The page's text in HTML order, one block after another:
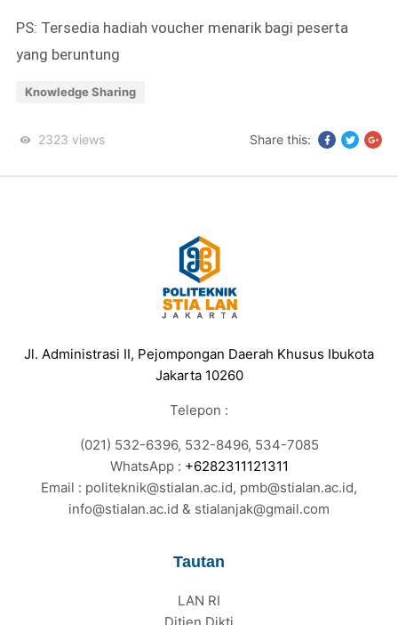
PS: Tersedia hadiah voucher menarik bagi peserta
yang beruntung
Knowledge Sharing
2323 views Share this:
Jl. Administrasi II, Pejompongan Daerah Khusus Ibukota
Jakarta 10260
Telepon :
(021) 532-6396, 532-8496, 534-7085
WhatsApp : +6282311121311
Email : politeknik@stialan.ac.id, pmb@stialan.ac.id,
info@stialan.ac.id & stialanjak@gmail.com
Tautan
LAN RI
Ditjen Dikti